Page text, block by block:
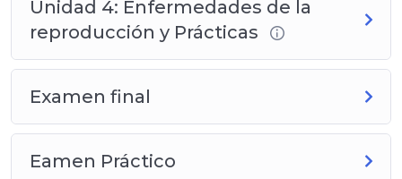
Unidad 4: Enfermedades de la
reproducción y Prácticas
Examen final
Eamen Práctico